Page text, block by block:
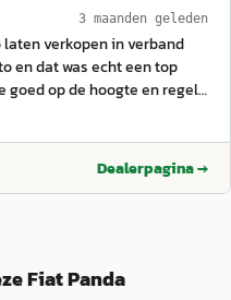
het zelfde in gedachten en
in advertentie en werden
rustig naar de auto kijken
ondanks dat de auto
leeg)...omdat ze nog een
gingen we twijfelen en
Na gereden te
en er qua prijs uit
modellen te hebben
3 maanden geleden
verkopen in verband
en dat was echt een top
goed op de hoogte en regelt
duidelijk en eerlijk.
Dealerpagina →
Fiat Panda